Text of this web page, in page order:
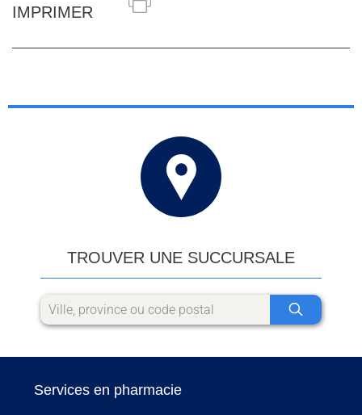
IMPRIMER
TROUVER UNE SUCCURSALE
Services en pharmacie